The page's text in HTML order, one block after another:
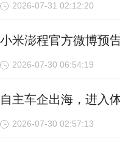
2026-07-31 02:12:20
小米澎程官方微博预
2026-07-30 06:54:19
自主车企出海，进入
2026-07-30 02:57:13